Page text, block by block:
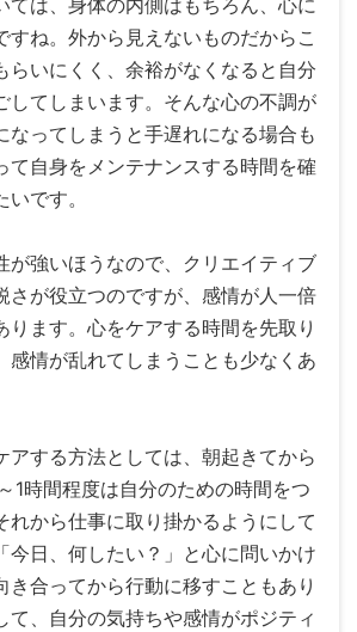
ては、身体の内側はもちろん、心に
すね。外から見えないものだからこ
らいにくく、余裕がなくなると自分
してしまいます。そんな心の不調が
なってしまうと手遅れになる場合も
て自身をメンテナンスする時間を確
です。
が強いほうなので、クリエイティブ
さが役立つのですが、感情が人一倍
ります。心をケアする時間を先取り
感情が乱れてしまうことも少なくあ
アする方法としては、朝起きてから
1時間程度は自分のための時間をつ
れから仕事に取り掛かるようにして
今日、何したい？」と心に問いかけ
き合ってから行動に移すこともあり
て、自分の気持ちや感情がポジティ